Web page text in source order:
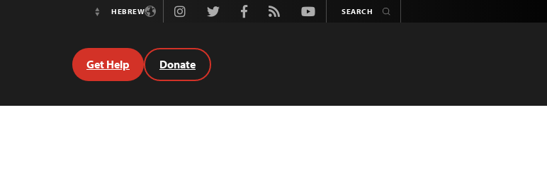
Youtube
Rss
Facebook
Twitter
Instagram
HEBREW
Switch
Donate
Get Help